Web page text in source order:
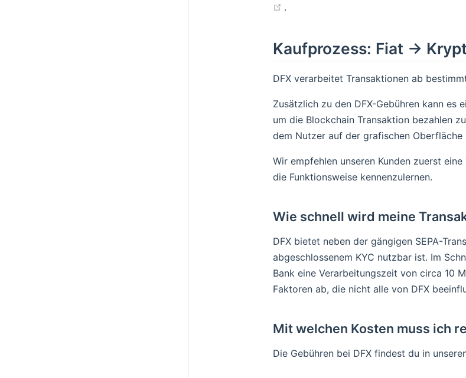
.
Kaufprozess: Fiat ->
DFX verarbeitet Transaktionen ab
Zusätzlich zu den DFX-Gebühren kann es
um die Blockchain Transaktion bezahlen
dem Nutzer auf der grafischen Oberfläche
Wir empfehlen unseren Kunden zuerst
die Funktionsweise kennenzulernen.
Wie schnell wird meine
DFX bietet neben der gängigen SEPA-
abgeschlossenem KYC nutzbar ist. Im
Bank eine Verarbeitungszeit von circa 10
Faktoren ab, die nicht alle von DFX
Mit welchen Kosten muss ich
Die Gebühren bei DFX findest du in